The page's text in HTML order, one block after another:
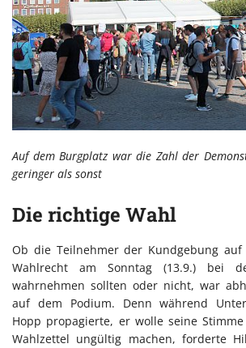
Auf dem Burgplatz war die Zahl der
geringer als sonst
Die richtige Wahl
Ob die Teilnehmer der Kundgebung
Wahlrecht am Sonntag (13.9.) bei
wahrnehmen sollten oder nicht, war
auf dem Podium. Denn während
Hopp propagierte, er wolle seine
Wahlzettel ungültig machen, forderte